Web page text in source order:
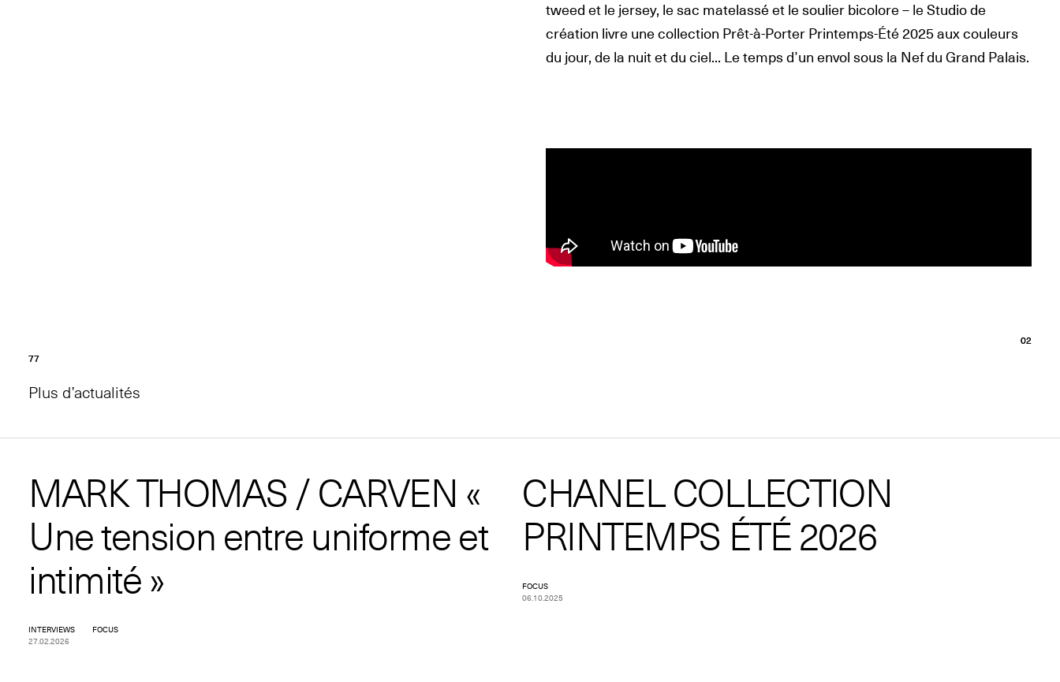
tweed et le jersey, le sac matelassé et le soulier bicolore – le Studio de
création livre une collection Prêt-à-Porter Printemps-Été 2025 aux couleurs
du jour, de la nuit et du ciel... Le temps d’un envol sous la Nef du Grand Palais.
77
77
02
02
Plus d’actualités
MARK THOMAS / CARVEN «
Une tension entre uniforme et
intimité »
INTERVIEWS
FOCUS
27.02.2026
CHANEL COLLECTION
PRINTEMPS ÉTÉ 2026
FOCUS
06.10.2025